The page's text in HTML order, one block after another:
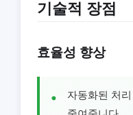
기술적 장점
효율성 향상
자동화된 처